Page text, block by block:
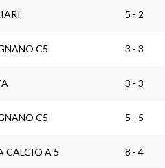
5 - 2
C5 3 - 3
3 - 3
C5 5 - 5
CALCIO A 5 8 - 4